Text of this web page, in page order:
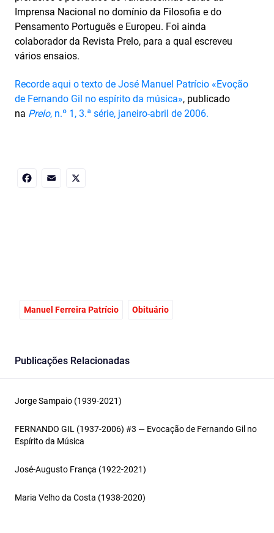
Imprensa Nacional no domínio da Filosofia e do
Pensamento Português e Europeu. Foi ainda
colaborador da Revista Prelo, para a qual escreveu
vários ensaios.
Recorde aqui o texto de José Manuel Patrício «Evoção
de Fernando Gil no espírito da música», publicado
na Prelo, n.º 1, 3.ª série, janeiro-abril de 2006.
Manuel Ferreira Patrício Obituário
Publicações Relacionadas
Jorge Sampaio (1939-2021)
FERNANDO GIL (1937-2006) #3 — Evocação de Fernando Gil no
Espírito da Música
José-Augusto França (1922-2021)
Maria Velho da Costa (1938-2020)